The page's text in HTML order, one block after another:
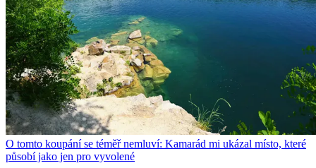
O tomto koupání se téměř nemluví: Kamarád mi ukázal místo, které
působí jako jen pro vyvolené